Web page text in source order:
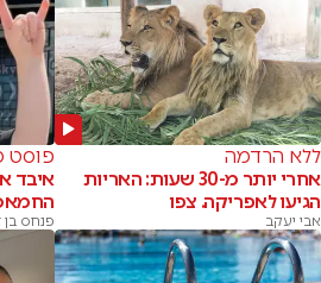
ללא הרדמה
אחרי יותר מ-30 שעות: האריות
הגיעו לאפריקה. צפו
אבי יעקב
פוסט
איבד
פנחס בן